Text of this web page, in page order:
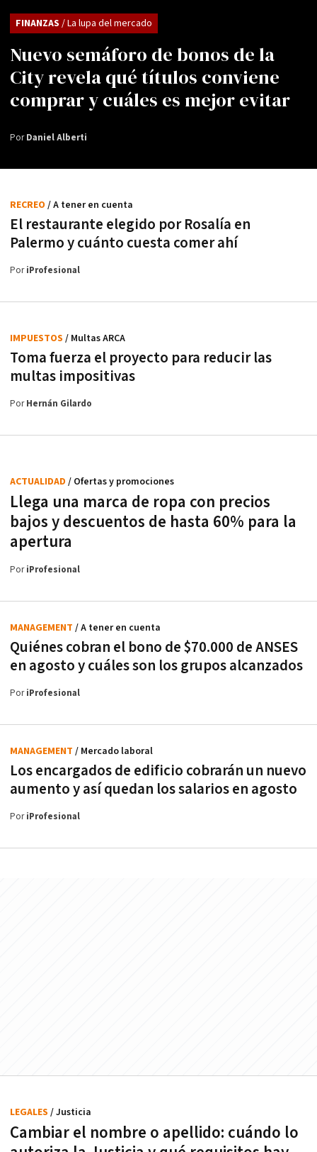
Nuevo semáforo de bonos de la
City revela qué títulos conviene
comprar y cuáles es mejor evitar
FINANZAS / La lupa del mercado
PorDaniel Alberti
El restaurante elegido por Rosalía en
Palermo y cuánto cuesta comer ahí
RECREO / A tener en cuenta
PoriProfesional
Toma fuerza el proyecto para reducir las
multas impositivas
IMPUESTOS / Multas ARCA
PorHernán Gilardo
Llega una marca de ropa con precios
bajos y descuentos de hasta 60% para la
apertura
ACTUALIDAD / Ofertas y promociones
PoriProfesional
Quiénes cobran el bono de $70.000 de ANSES
en agosto y cuáles son los grupos alcanzados
MANAGEMENT / A tener en cuenta
PoriProfesional
Los encargados de edificio cobrarán un nuevo
aumento y así quedan los salarios en agosto
MANAGEMENT / Mercado laboral
PoriProfesional
Cambiar el nombre o apellido: cuándo lo
LEGALES / Justicia